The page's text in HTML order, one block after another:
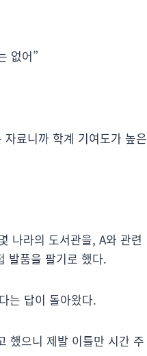
없어”
료니까 학계 기여도가 높은
나라의 도서관을, A와 관련
발품을 팔기로 했다.
는 답이 돌아왔다.
했으니 제발 이틀만 시간 주